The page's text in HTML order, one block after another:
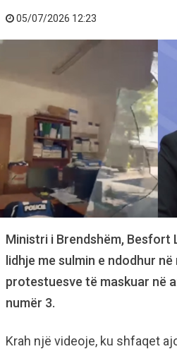
05/07/2026 12:23
Ministri i Brendshëm, Besfort
lidhje me sulmin e ndodhur
protestuesve të maskuar në
numër 3.
Krah një videoje, ku shfaqet